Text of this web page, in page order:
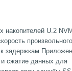
накопителей U.2
произвольного
задержкам
сжатие данных для